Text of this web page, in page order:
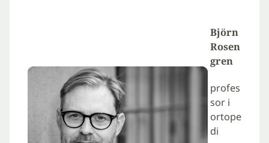
Björn
Rosen
gren
profes
sor i
ortope
di